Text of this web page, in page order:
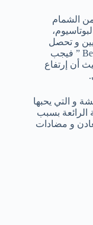
الشمام
و تحصل
على الأدوية من فئة حاصرات بيتا ” Beta blockers ” فيجب
أن إرتفاع
و التي يحبها
الرائعة بسبب
و مضادات